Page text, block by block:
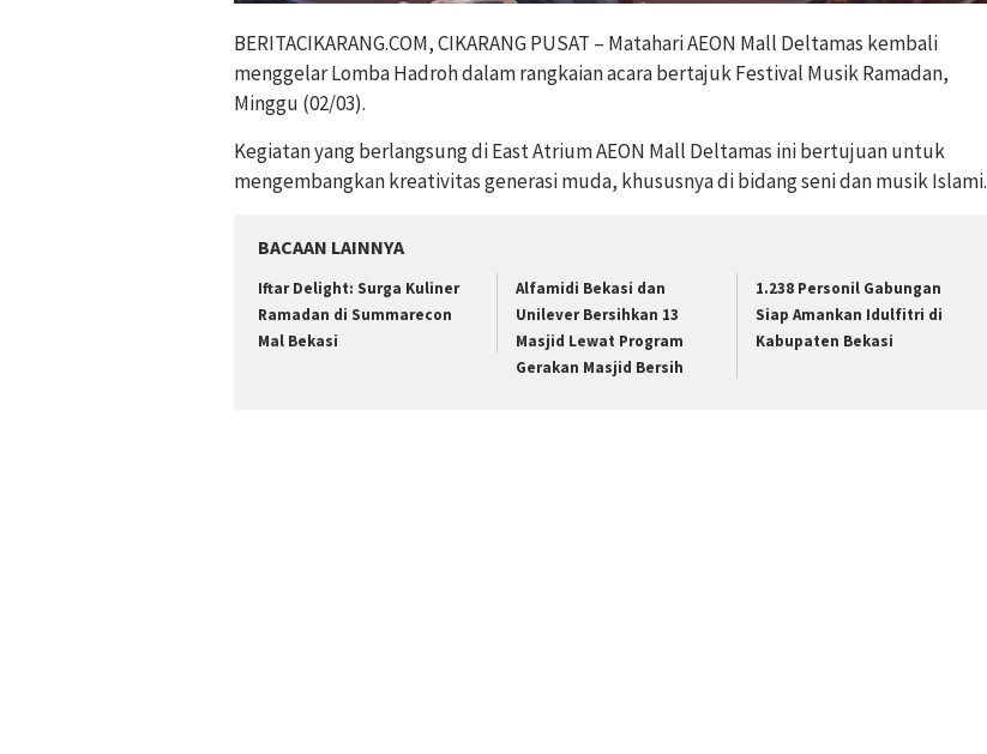
BERITACIKARANG.COM, CIKARANG PUSAT – Matahari AEON Mall Deltamas kembali
menggelar Lomba Hadroh dalam rangkaian acara bertajuk Festival Musik Ramadan,
Minggu (02/03).
Kegiatan yang berlangsung di East Atrium AEON Mall Deltamas ini bertujuan untuk
mengembangkan kreativitas generasi muda, khususnya di bidang seni dan musik Islami.
BACAAN LAINNYA
Iftar Delight: Surga Kuliner
Ramadan di Summarecon
Mal Bekasi
Alfamidi Bekasi dan
Unilever Bersihkan 13
Masjid Lewat Program
Gerakan Masjid Bersih
1.238 Personil Gabungan
Siap Amankan Idulfitri di
Kabupaten Bekasi